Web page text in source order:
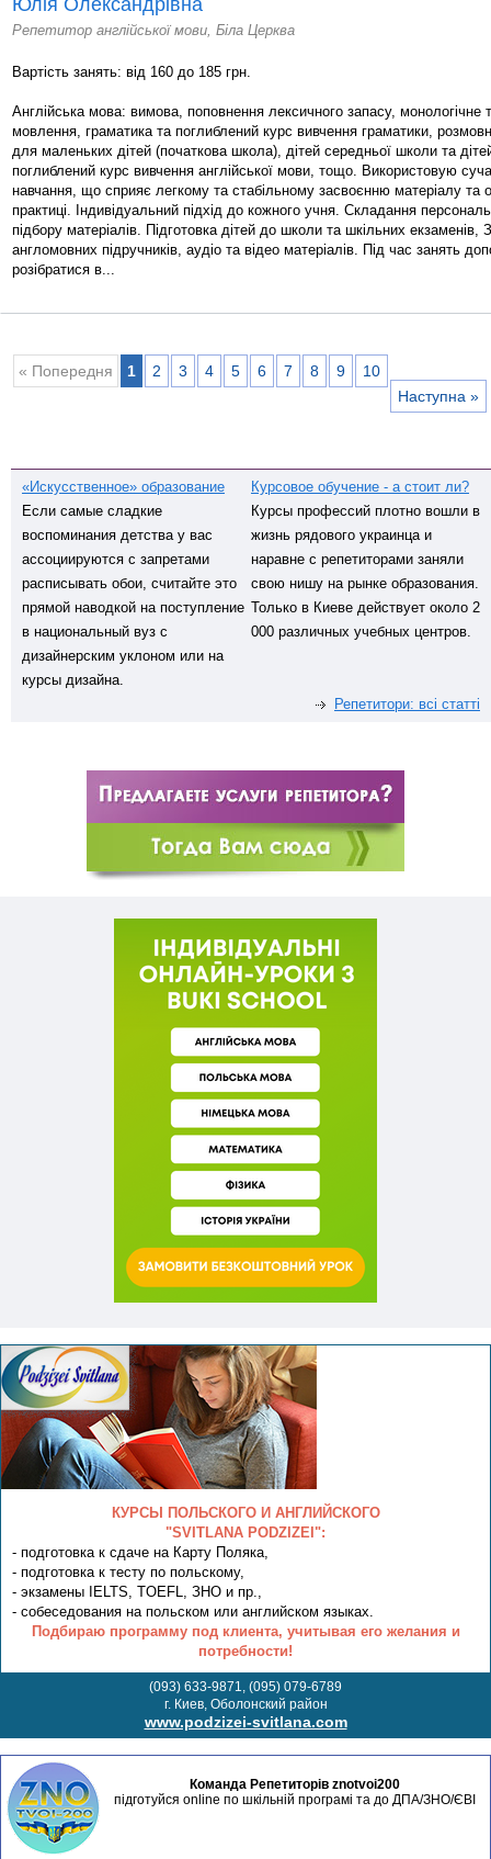
Репетитор англійської мови, Біла Церква
Вартість занять: від 160 до 185 грн.
Англійська мова: вимова, поповнення лексичного запасу, монологічне
мовлення, граматика та поглиблений курс вивчення граматики,
для маленьких дітей (початкова школа), дітей середньої школи та
поглиблений курс вивчення англійської мови, тощо. Використовую
навчання, що сприяє легкому та стабільному засвоєнню матеріалу та
практиці. Індивідуальний підхід до кожного учня. Складання
підбору матеріалів. Підготовка дітей до школи та шкільних
англомовних підручників, аудіо та відео матеріалів. Під час занять
розібратися в...
« Попередня 1 2 3 4 5 6 7 8 9
10
Наступна »
«Искусственное» образование
Если самые сладкие
воспоминания детства у вас
ассоциируются с запретами
расписывать обои, считайте это
прямой наводкой на поступление
в национальный вуз с
дизайнерским уклоном или на
курсы дизайна.
Курсовое обучение - а стоит ли?
Курсы профессий плотно вошли в
жизнь рядового украинца и
наравне с репетиторами заняли
свою нишу на рынке образования.
Только в Киеве действует около 2
000 различных учебных центров.
Репетитори: всі статті
КУРСЫ ПОЛЬСКОГО И АНГЛИЙСКОГО
"SVITLANA PODZIZEI":
- подготовка к сдаче на Карту Поляка,
- подготовка к тесту по польскому,
- экзамены IELTS, TOEFL, ЗНО и пр.,
- собеседования на польском или английском языках.
Подбираю программу под клиента, учитывая его желания и
потребности!
(093) 633-9871, (095) 079-6789
г. Киев, Оболонский район
www.podzizei-svitlana.com
Команда Репетиторів znotvoi200
підготуйся online по шкільній програмі та до ДПА/ЗНО/ЄВІ